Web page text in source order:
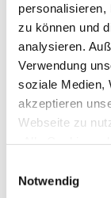
personalisieren,
zu können und
analysieren.
Verwendung
soziale Medien,
akzeptieren
Webseite zu
Benutzung
Notwendig
↳ Allgemeine
↳ Installation
↳ Bedienung
↳ StarMoney
↳
StarMoney
↳
↳
↳ Allgemeine